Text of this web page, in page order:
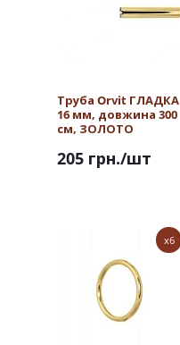
Труба Orvit ГЛАДКА
16 мм, довжина 300
см, ЗОЛОТО
205 грн./шт
x6